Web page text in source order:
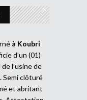
à Koubri
d’un (01)
l’usine de
Semi clôturé
et abritant